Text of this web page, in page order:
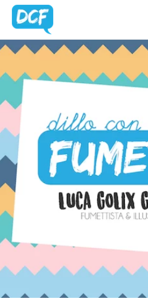
Home
Chi Sono
Lavora con me
Portfolio
Blog
Contatti
Latest news